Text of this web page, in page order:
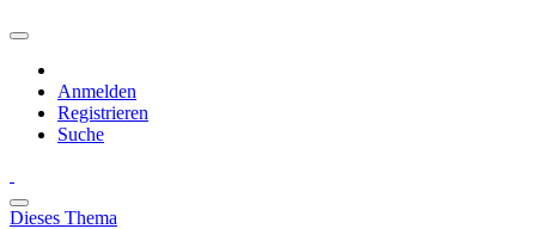
Anmelden
Registrieren
Suche
Dieses Thema